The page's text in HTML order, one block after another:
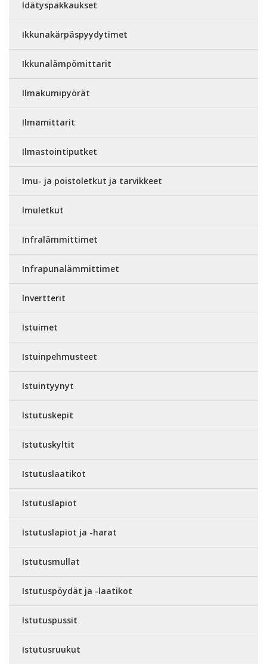
Idätyspakkaukset
Ikkunakärpäspyydytimet
Ikkunalämpömittarit
Ilmakumipyörät
Ilmamittarit
Ilmastointiputket
Imu- ja poistoletkut ja tarvikkeet
Imuletkut
Infralämmittimet
Infrapunalämmittimet
Invertterit
Istuimet
Istuinpehmusteet
Istuintyynyt
Istutuskepit
Istutuskyltit
Istutuslaatikot
Istutuslapiot
Istutuslapiot ja -harat
Istutusmullat
Istutuspöydät ja -laatikot
Istutuspussit
Istutusruukut